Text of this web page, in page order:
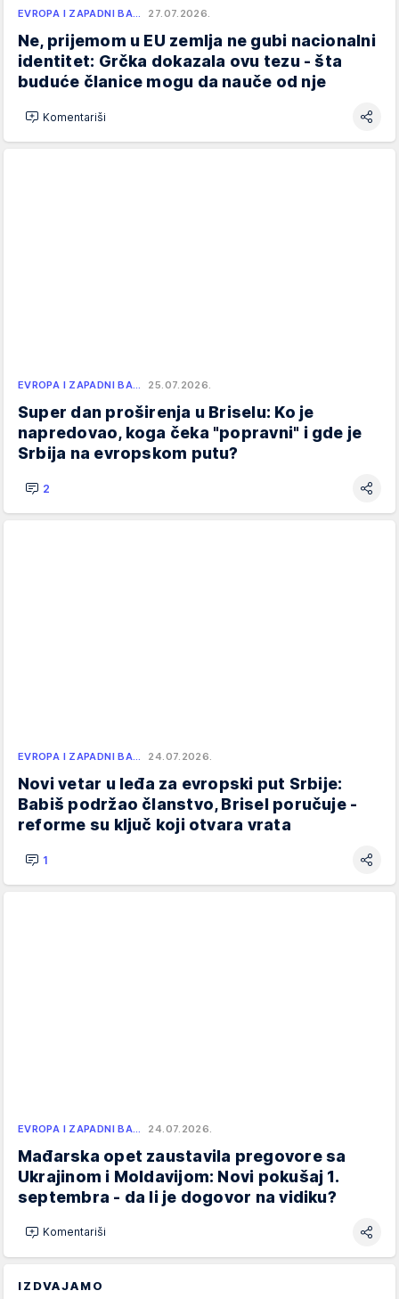
EVROPA I ZAPADNI BA… 27.07.2026.
Ne, prijemom u EU zemlja ne gubi nacionalni
identitet: Grčka dokazala ovu tezu - šta
buduće članice mogu da nauče od nje
Komentariši
EVROPA I ZAPADNI BA… 25.07.2026.
Super dan proširenja u Briselu: Ko je
napredovao, koga čeka "popravni" i gde je
Srbija na evropskom putu?
2
EVROPA I ZAPADNI BA… 24.07.2026.
Novi vetar u leđa za evropski put Srbije:
Babiš podržao članstvo, Brisel poručuje -
reforme su ključ koji otvara vrata
1
EVROPA I ZAPADNI BA… 24.07.2026.
Mađarska opet zaustavila pregovore sa
Ukrajinom i Moldavijom: Novi pokušaj 1.
septembra - da li je dogovor na vidiku?
Komentariši
IZDVAJAMO